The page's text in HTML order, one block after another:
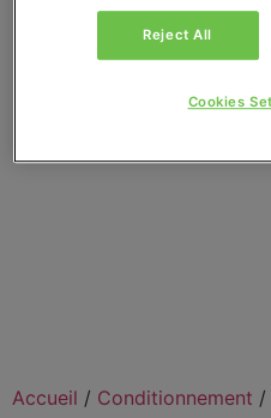
Accueil / Conditionnement /
Reject All
Cookies